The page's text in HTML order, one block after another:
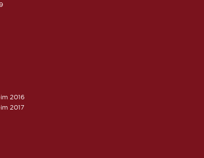
2016
2017